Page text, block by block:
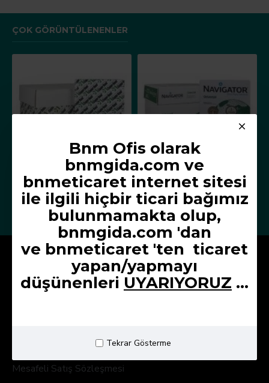
Bnm Ofis olarak
bnmgida.com ve
bnmeticaret internet sitesi
ile ilgili hiçbir ticari bağımız
bulunmamakta olup,
bnmgida.com 'dan
ve bnmeticaret 'ten ticaret
yapan/yapmayı
düşünenleri UYARIYORUZ ...
Tekrar Gösterme
ÇOK GÖRÜNTÜLENENLER
Copier Bond A4 Fotokopi Kağıdı 80 g/m² 500 Yaprak x 5 Paket
979,00TL
Navigator A4 Fotokopi Kağıdı 80 g/m² 500 Yaprak x 5 Paket
935,00TL
Hakkımızda
Mesafeli Satış Sözleşmesi